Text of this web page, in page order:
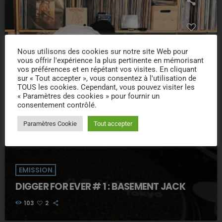
EMISSION
DIGGER FOR EVER # 1 : BASEMENT JACK
103 2
Nous utilisons des cookies sur notre site Web pour
vous offrir l'expérience la plus pertinente en mémorisant
vos préférences et en répétant vos visites. En cliquant
sur « Tout accepter », vous consentez à l'utilisation de
TOUS les cookies. Cependant, vous pouvez visiter les
« Paramètres des cookies » pour fournir un
consentement contrôlé.
Paramètres Cookie Tout accepter